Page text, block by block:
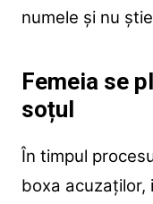
numele și nu
Femeia se
soțul
În timpul
boxa